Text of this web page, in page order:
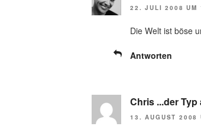
22. JULI 2008 UM
Die Welt ist böse
Antworten
Chris ...der
13. AUGUST 2008